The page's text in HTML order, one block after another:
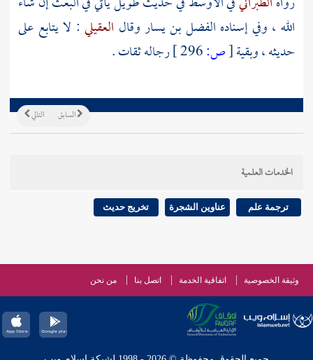
الله ، وفي إسناده الفضل بن يساروقال العقيلي : لا يتابع على
حديثه ، وبقية[ص: رجاله ثقات .
التالي السابق
الخدمات العلمية
ترجمة علم عناوين الشجرة تخريج حديث
وثيقة الخصوصية اتفاقية الخدمة اتصل بنا من نحن